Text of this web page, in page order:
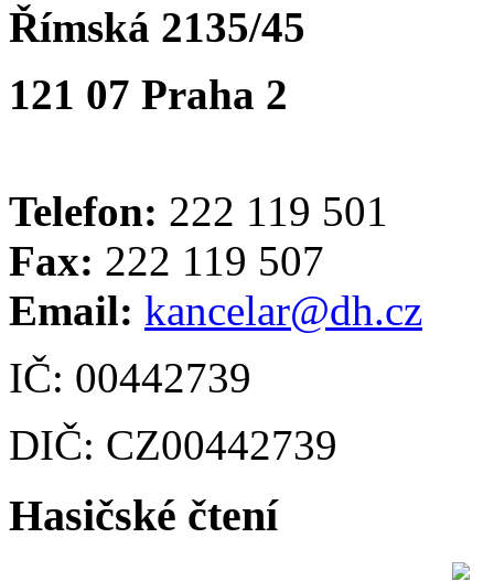
Římská 2135/45
121 07 Praha 2
Telefon: 222 119 501
Fax: 222 119 507
Email: kancelar@dh.cz
IČ: 00442739
DIČ: CZ00442739
Hasičské čtení